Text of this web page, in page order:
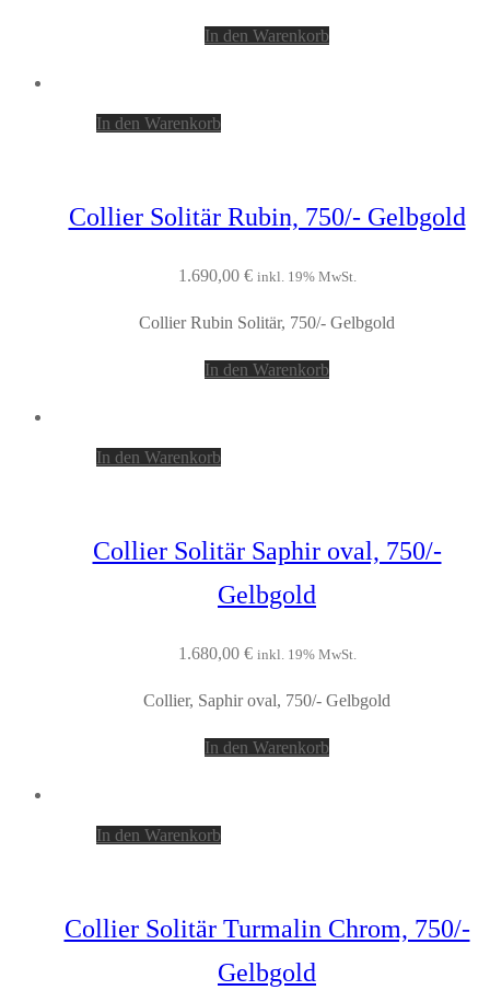
In den Warenkorb
In den Warenkorb
Collier Solitär Rubin, 750/- Gelbgold
1.690,00 € inkl. 19% MwSt.
Collier Rubin Solitär, 750/- Gelbgold
In den Warenkorb
In den Warenkorb
Collier Solitär Saphir oval, 750/-
Gelbgold
1.680,00 € inkl. 19% MwSt.
Collier, Saphir oval, 750/- Gelbgold
In den Warenkorb
In den Warenkorb
Collier Solitär Turmalin Chrom, 750/-
Gelbgold